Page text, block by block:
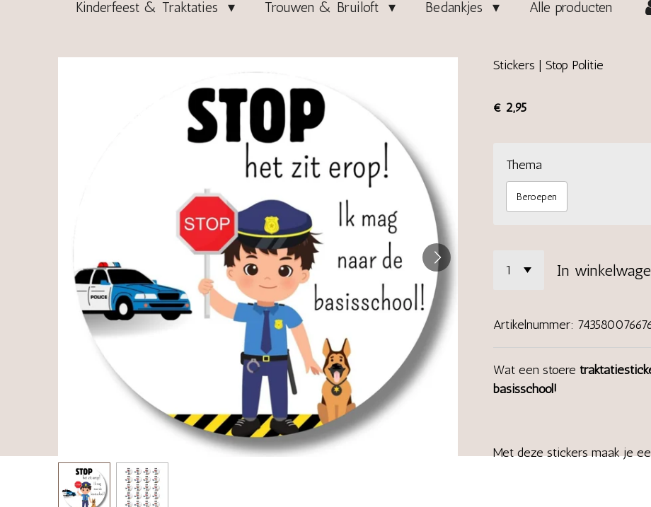
Kinderfeest & Traktaties Trouwen & Bruiloft Bedankjes Alle producten
Stickers | Stop Politie
€ 2,95
Thema
Beroepen
In
Artikelnummer:
Wat een stoere
basisschool!
Met deze stickers maak je